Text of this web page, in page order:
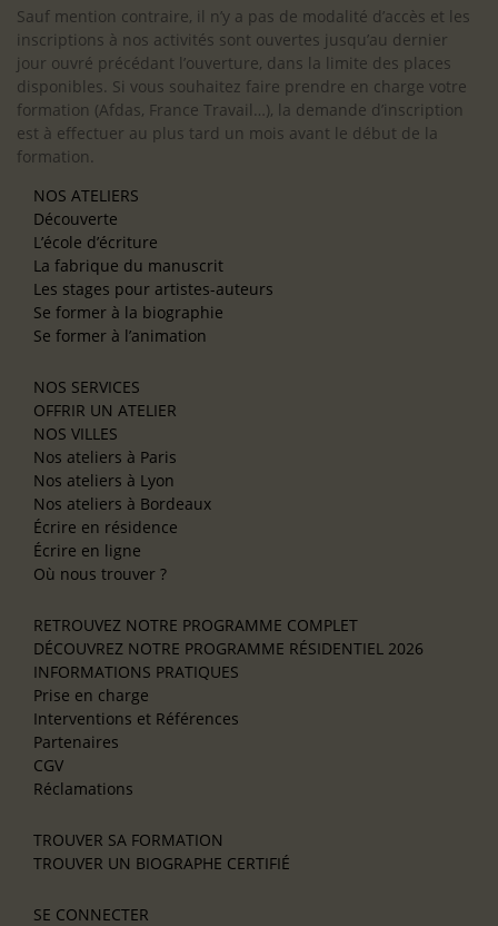
Sauf mention contraire, il n’y a pas de modalité d’accès et les
inscriptions à nos activités sont ouvertes jusqu’au dernier
jour ouvré précédant l’ouverture, dans la limite des places
disponibles. Si vous souhaitez faire prendre en charge votre
formation (Afdas, France Travail…), la demande d’inscription
est à effectuer au plus tard un mois avant le début de la
formation.
NOS ATELIERS
Découverte
L’école d’écriture
La fabrique du manuscrit
Les stages pour artistes-auteurs
Se former à la biographie
Se former à l’animation
NOS SERVICES
OFFRIR UN ATELIER
NOS VILLES
Nos ateliers à Paris
Nos ateliers à Lyon
Nos ateliers à Bordeaux
Écrire en résidence
Écrire en ligne
Où nous trouver ?
RETROUVEZ NOTRE PROGRAMME COMPLET
DÉCOUVREZ NOTRE PROGRAMME RÉSIDENTIEL 2026
INFORMATIONS PRATIQUES
Prise en charge
Interventions et Références
Partenaires
CGV
Réclamations
TROUVER SA FORMATION
TROUVER UN BIOGRAPHE CERTIFIÉ
SE CONNECTER